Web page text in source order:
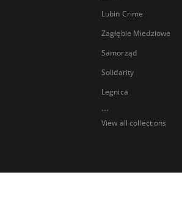
Lubin Crime
Zagłębie Miedziowe
Samorząd
Solidarity
Legnica
...
View all collections